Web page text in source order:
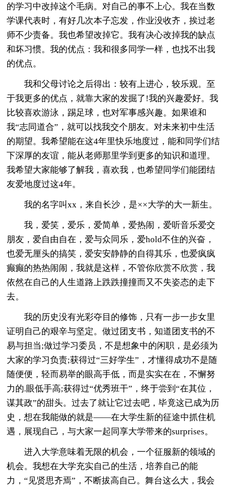
的学习中改掉这个毛病。对自己的事不上心。我在当数
学课代表时，有好几次本子忘发，作业没收齐，挨过老
师不少责备。我也希望改掉它。我有决心改掉我的缺点
和坏习惯。我的优点：我和很多同学一样，也找不出我
的优点。
我和父母讨论之后得出：较有上进心，较乐观。至
于我更多的优点，就靠大家的发掘了!我的兴趣爱好。我
比较喜欢游泳，踢足球，也对军事感兴趣。如果谁和
我“志同道合”，就可以找我交个朋友。对未来初中生活
的期望。我希望能在这4年里快乐地度过，能和同学们结
下深厚的友谊，能从老师那里学到更多的知识和道理。
我希望大家能够了解我，喜欢我，也希望同学们能团结
友爱地度过这4年。
我的名字叫xx，来自长沙，是××大学的大一新生。
我，爱笑，爱乐，爱简单，爱热闹，爱听音乐爱交
朋友，爱自由自在，爱与众同乐，爱hold不住的兴奋，
也爱无厘头的搞笑，爱安安静静的自得其乐，也爱疯疯
癫癫的热热闹闹，我就是这样，不管你欣赏不欣赏，我
依然在自己的人生道路上跌跌撞撞而又不失姿态的走下
去。
我的历史没有光彩夺目的修饰，只有一步一步女里
证明自己的艰辛与坚定。做过团支书，知道团支书的不
易与担当;做过学习委员，不是想象中的闲职，是必须为
大家的学习负责;获得过“三好学生”，才懂得成功不是随
随便便，轻而易举的眼高手低，而是实实在在，不懈努
力的.眼低手高;获得过“优秀班干”，终于尝到“在其位，
谋其政”的甜头。过去了就让它过去吧，毕竟这已成为历
史，想在我能做的就是——在大学生新的征途中抓住机
遇，展现自己，与大家一起同享大学带来的surprises。
进入大学意味着无限的机会，一个征服新的领域的
机会。我想在大学充实自己的生活，培养自己的能
力，“见贤思齐焉”，不断拔高自己。舞台这么大，我会